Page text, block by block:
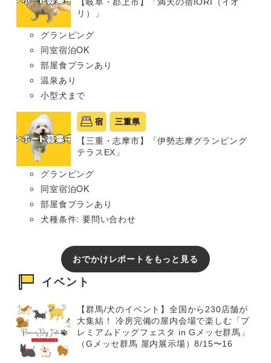
リ）」
グランピング
同室宿泊OK
部屋食プランあり
温泉あり
小型犬まで
宿 三重県
【三重・志摩市】「伊勢志摩グランピング
テラスEX」
グランピング
同室宿泊OK
部屋食プランあり
犬種条件: 要問い合わせ
おでかけレポートをもっと見る
イベント
【群馬/犬のイベント】全国から230店舗が
大集結！ 冷房完備の屋内会場で楽しむ「プ
レミアムドッグフェスタ in Gメッセ群馬」
（Gメッセ群馬 屋内展示場）8/15〜16